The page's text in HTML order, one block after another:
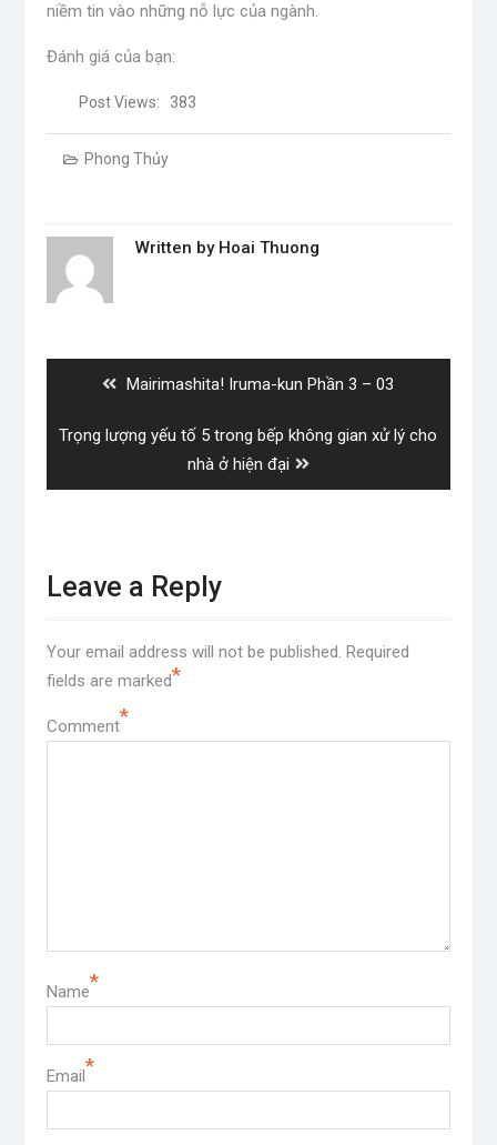
niềm tin vào những nỗ lực của ngành.
Đánh giá của bạn:
Post Views: 383
Phong Thủy
Written by Hoai Thuong
Previous
Mairimashita! Iruma-kun Phần 3 – 03
Next
Trọng lượng yếu tố 5 trong bếp không gian xử lý cho
nhà ở hiện đại
Leave a Reply
Your email address will not be published. Required
fields are marked*
Comment*
Name*
Email *